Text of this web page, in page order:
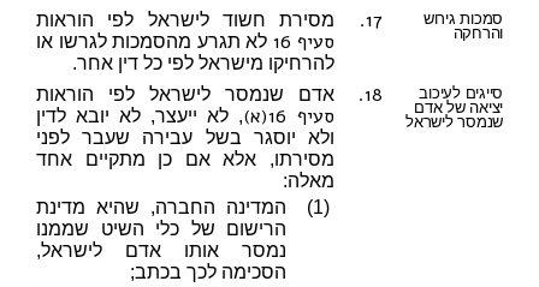
17.
סמכות גירוש
והרחקה
מסירת חשוד לישראל לפי הוראות
סעיף 16
לא תגרע מהסמכות לגרשו או
להרחיקו מישראל לפי כל דין אחר.
18.
סייגים לעיכוב
יציאה של אדם
שנמסר לישראל
אדם שנמסר לישראל לפי הוראות
סעיף 16(א)
, לא ייעצר, לא יובא לדין
ולא יוסגר בשל עבירה שעבר לפני
מסירתו, אלא אם כן מתקיים אחד
מאלה:
(1)
המדינה החברה, שהיא מדינת
הרישום של כלי השיט שממנו
נמסר אותו אדם לישראל,
הסכימה לכך בכתב;